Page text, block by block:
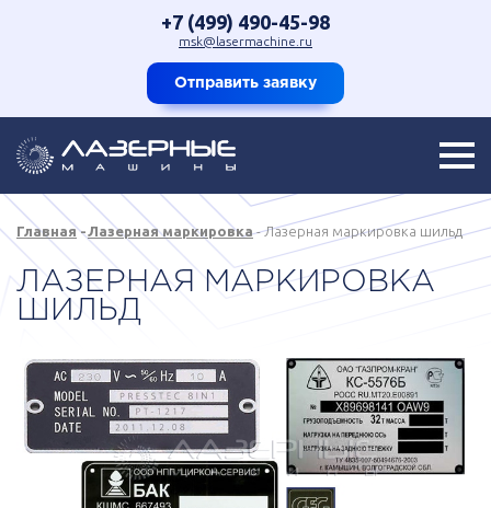
Отправить заявку
msk@lasermachine.ru
+7 (499) 490-45-98
Главная Лазерная маркировка Лазерная маркировка шильд
ЛАЗЕРНАЯ МАРКИРОВКА
ШИЛЬД